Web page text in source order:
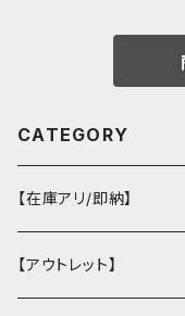
い カジュアル ファッショ
CATEGORY
【在庫アリ/即納】
【アウトレット】